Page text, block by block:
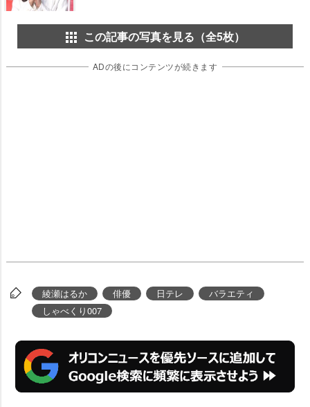
この記事の写真を見る（全5枚）
ADの後にコンテンツが続きます
綾瀬はるか 俳優 日テレ
バラエティ
しゃべくり007